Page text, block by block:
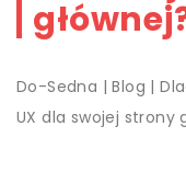
Do-Sedna |Blog |
UX dla swojej strony